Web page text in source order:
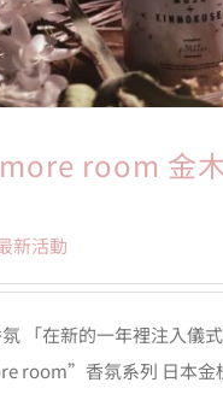
more room 金
新活動
「在新的一年裡注入儀
room”香氛系列 日本金